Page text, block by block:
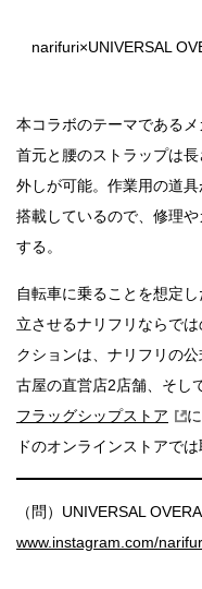
narifuri×UNIVERSAL
本コラボのテーマである
首元と腰のストラップは
外しが可能。作業用の道
搭載しているので、修理
する。
自転車に乗ることを想定
立させるナリフリならで
クションは、ナリフリの公
古屋の直営店2店舗、そし
フラッグシップストア
ドのオンラインストアで
（問） UNIVERSAL
www.instagram.com/